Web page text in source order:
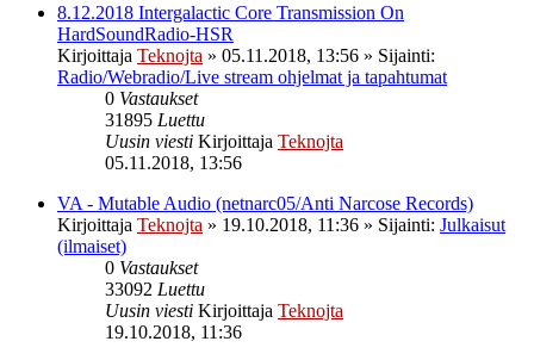
8.12.2018 Intergalactic Core Transmission On
HardSoundRadio-HSR
Kirjoittaja Teknojta » 05.11.2018, 13:56 » Sijainti:
Radio/Webradio/Live stream ohjelmat ja tapahtumat
0 Vastaukset
31895 Luettu
Uusin viesti Kirjoittaja Teknojta
05.11.2018, 13:56
VA - Mutable Audio (netnarc05/Anti Narcose Records)
Kirjoittaja Teknojta » 19.10.2018, 11:36 » Sijainti: Julkaisut
(ilmaiset)
0 Vastaukset
33092 Luettu
Uusin viesti Kirjoittaja Teknojta
19.10.2018, 11:36